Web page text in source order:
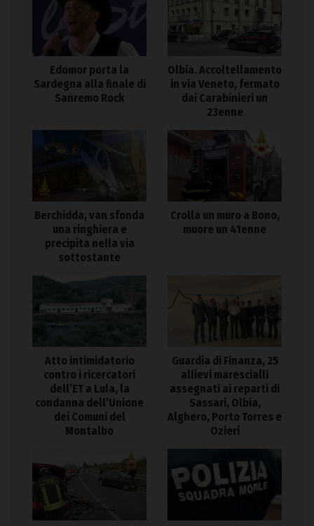
Edomor porta la
Sardegna alla finale di
Sanremo Rock
Olbia. Accoltellamento
in via Veneto, fermato
dai Carabinieri un
23enne
Berchidda, van sfonda
una ringhiera e
precipita nella via
sottostante
Crolla un muro a Bono,
muore un 41enne
Atto intimidatorio
contro i ricercatori
dell’ET a Lula, la
condanna dell’Unione
dei Comuni del
Montalbo
Guardia di Finanza, 25
allievi marescialli
assegnati ai reparti di
Sassari, Olbia,
Alghero, Porto Torres e
Ozieri